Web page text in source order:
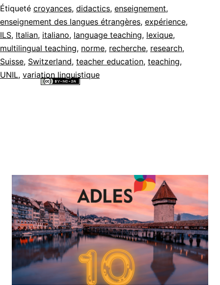
Étiqueté croyances, didactics, enseignement,
enseignement des langues étrangères, expérience,
ILS, Italian, italiano, language teaching, lexique,
multilingual teaching, norme, recherche, research,
Suisse, Switzerland, teacher education, teaching,
UNIL, variation linguistique